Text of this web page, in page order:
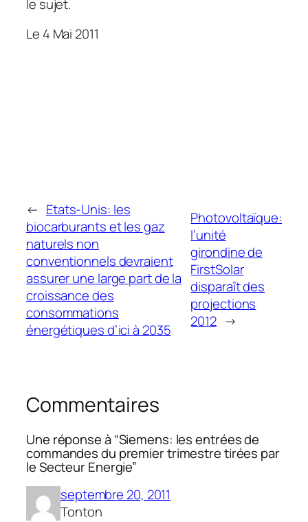
le sujet.
Le 4 Mai 2011
← Etats-Unis: les
biocarburants et les gaz
naturels non
conventionnels devraient
assurer une large part de la
croissance des
consommations
énergétiques d’ici à 2035
Photovoltaïque:
l’unité
girondine de
FirstSolar
disparaît des
projections
2012 →
Commentaires
Une réponse à “Siemens: les entrées de
commandes du premier trimestre tirées par
le Secteur Energie”
septembre 20, 2011
Tonton